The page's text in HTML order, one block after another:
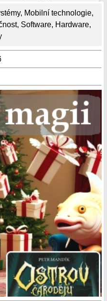
, Mobilní technologie,
, Software, Hardware,